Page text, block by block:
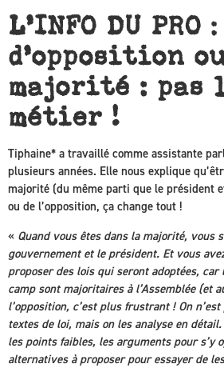
L’INFO DU PRO :
d’opposition
majorité : pas
métier !
Tiphaine* a travaillé comme assistante
plusieurs années. Elle nous explique
majorité (du même parti que le président
ou de l’opposition, ça change tout !
« Quand vous êtes dans la majorité, vous
gouvernement et le président. Et vous
proposer des lois qui seront adoptées, car
camp sont majoritaires à l’Assemblée (et
l’opposition, c’est plus frustrant ! On
textes de loi, mais on les analyse en
les points faibles, les arguments pour s’y
alternatives à proposer pour essayer de